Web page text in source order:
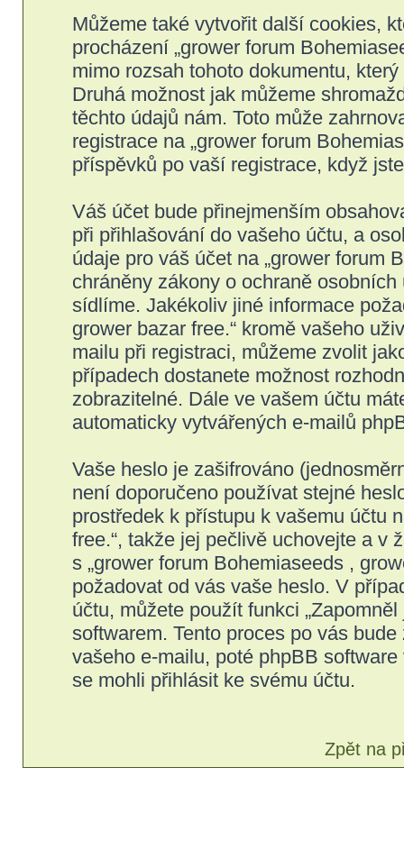
Můžeme také vytvořit další cookies,
procházení „grower forum
mimo rozsah tohoto dokumentu,
Druhá možnost jak můžeme
těchto údajů nám. Toto může
registrace na „grower forum
příspěvků po vaší registrace, když
Váš účet bude přinejmenším
při přihlašování do vašeho účtu, a
údaje pro váš účet na „grower forum
chráněny zákony o ochraně
sídlíme. Jakékoliv jiné informace
grower bazar free.“ kromě vašeho
mailu při registraci, můžeme zvolit
případech dostanete možnost
zobrazitelné. Dále ve vašem účtu
automaticky vytvářených e-mailů
Vaše heslo je zašifrováno
není doporučeno používat stejné
prostředek k přístupu k vašemu účtu
free.“, takže jej pečlivě uchovejte a v
s „grower forum Bohemiaseeds ,
požadovat od vás vaše heslo. V
účtu, můžete použít funkci
softwarem. Tento proces po vás
vašeho e-mailu, poté phpBB
se mohli přihlásit ke svému účtu.
Zpět na